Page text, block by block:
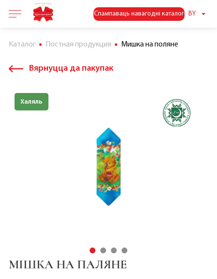
Спампаваць навагодні каталог BY
Каталог Постная продукция Мишка на поляне
Вярнуцца да пакупак
Халяль
МІШКА НА ПАЛЯНЕ